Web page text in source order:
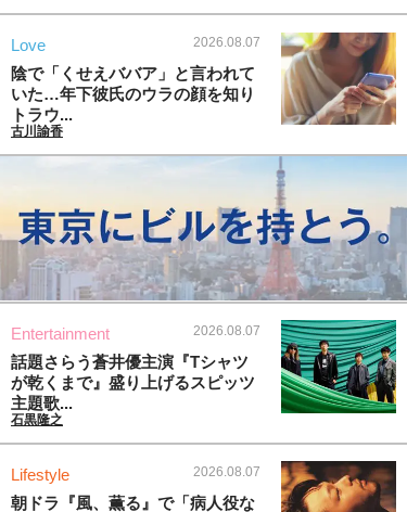
Love 2026.08.07
陰で「くせえババア」と言われて
いた…年下彼氏のウラの顔を知り
トラウ...
古川諭香
Entertainment 2026.08.07
話題さらう蒼井優主演『Tシャツ
が乾くまで』盛り上げるスピッツ
主題歌...
石黒隆之
Lifestyle 2026.08.07
朝ドラ『風、薫る』で「病人役な